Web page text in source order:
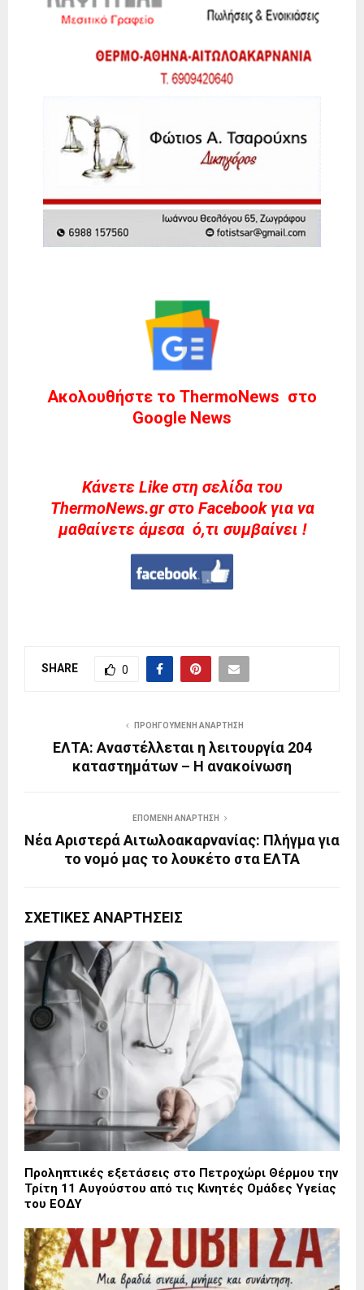
Ακολουθήστε το ThermoNews στο
Google News
Kάνετε Like στη σελίδα του
ThermoNews.gr στο Facebook για να
μαθαίνετε άμεσα ό,τι συμβαίνει !
SHARE 0
ΠΡΟΗΓΟΎΜΕΝΗ ΑΝΆΡΤΗΣΗ
ΕΛΤΑ: Αναστέλλεται η λειτουργία 204
καταστημάτων – Η ανακοίνωση
ΕΠΌΜΕΝΗ ΑΝΆΡΤΗΣΗ
Νέα Αριστερά Αιτωλοακαρνανίας: Πλήγμα για
το νομό μας το λουκέτο στα ΕΛΤΑ
ΣΧΕΤΙΚΈΣ ΑΝΑΡΤΉΣΕΙΣ
Προληπτικές εξετάσεις στο Πετροχώρι Θέρμου την
Τρίτη 11 Αυγούστου από τις Κινητές Ομάδες Υγείας
του ΕΟΔΥ